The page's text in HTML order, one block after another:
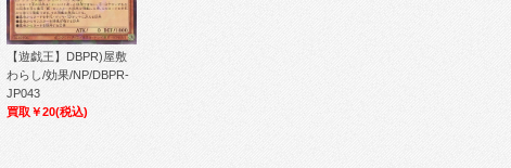
【遊戯王】DBPR)屋敷
わらし/効果/NP/DBPR-
JP043
買取￥20(税込)